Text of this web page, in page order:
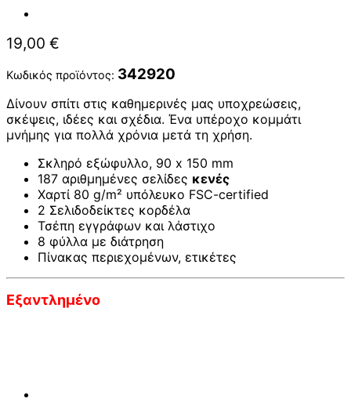
19,00 €
Κωδικός προϊόντος: 342920
Δίνουν σπίτι στις καθημερινές μας υποχρεώσεις,
σκέψεις, ιδέες και σχέδια. Ένα υπέροχο κομμάτι
μνήμης για πολλά χρόνια μετά τη χρήση.
Σκληρό εξώφυλλο, 90 x 150 mm
187 αριθμημένες σελίδες κενές
Χαρτί 80 g/m² υπόλευκο FSC-certified
2 Σελιδοδείκτες κορδέλα
Τσέπη εγγράφων και λάστιχο
8 φύλλα με διάτρηση
Πίνακας περιεχομένων, ετικέτες
Εξαντλημένο